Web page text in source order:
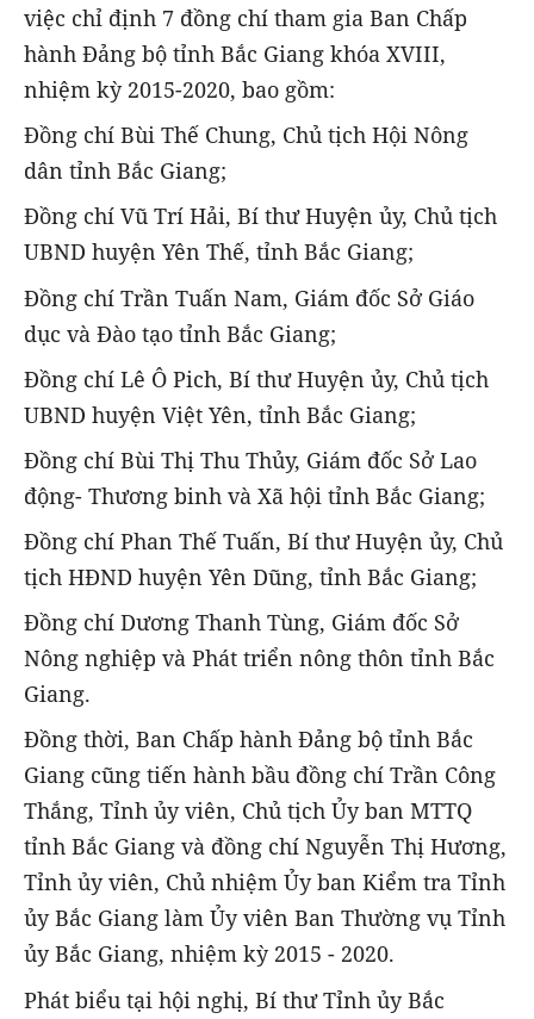
việc chỉ định 7 đồng chí tham gia Ban Chấp
hành Đảng bộ tỉnh Bắc Giang khóa XVIII,
nhiệm kỳ 2015-2020, bao gồm:
Đồng chí Bùi Thế Chung, Chủ tịch Hội Nông
dân tỉnh Bắc Giang;
Đồng chí Vũ Trí Hải, Bí thư Huyện ủy, Chủ tịch
UBND huyện Yên Thế, tỉnh Bắc Giang;
Đồng chí Trần Tuấn Nam, Giám đốc Sở Giáo
dục và Đào tạo tỉnh Bắc Giang;
Đồng chí Lê Ô Pich, Bí thư Huyện ủy, Chủ tịch
UBND huyện Việt Yên, tỉnh Bắc Giang;
Đồng chí Bùi Thị Thu Thủy, Giám đốc Sở Lao
động- Thương binh và Xã hội tỉnh Bắc Giang;
Đồng chí Phan Thế Tuấn, Bí thư Huyện ủy, Chủ
tịch HĐND huyện Yên Dũng, tỉnh Bắc Giang;
Đồng chí Dương Thanh Tùng, Giám đốc Sở
Nông nghiệp và Phát triển nông thôn tỉnh Bắc
Giang.
Đồng thời, Ban Chấp hành Đảng bộ tỉnh Bắc
Giang cũng tiến hành bầu đồng chí Trần Công
Thắng, Tỉnh ủy viên, Chủ tịch Ủy ban MTTQ
tỉnh Bắc Giang và đồng chí Nguyễn Thị Hương,
Tỉnh ủy viên, Chủ nhiệm Ủy ban Kiểm tra Tỉnh
ủy Bắc Giang làm Ủy viên Ban Thường vụ Tỉnh
ủy Bắc Giang, nhiệm kỳ 2015 - 2020.
Phát biểu tại hội nghị, Bí thư Tỉnh ủy Bắc